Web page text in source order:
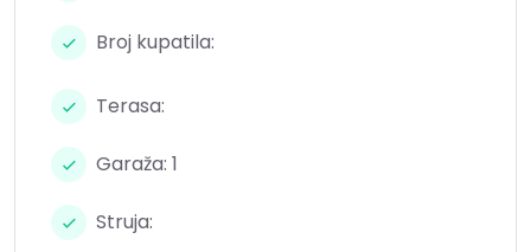
Broj kupatila:
Terasa:
Garaža: 1
Struja: